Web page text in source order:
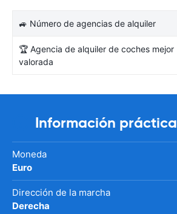
🚙 Número de agencias de alquiler
🏆 Agencia de alquiler de coches mejor
valorada
Información práctica
Moneda
Euro
Dirección de la marcha
Derecha